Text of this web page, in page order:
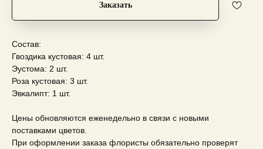
Заказать
Состав:
Гвоздика кустовая: 4 шт.
Эустома: 2 шт.
Роза кустовая: 3 шт.
Эвкалипт: 1 шт.
Цены обновляются еженедельно в связи с новыми
поставками цветов.
При оформлении заказа флористы обязательно проверят